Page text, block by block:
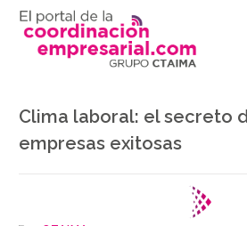
Clima laboral: el secreto
empresas exitosas